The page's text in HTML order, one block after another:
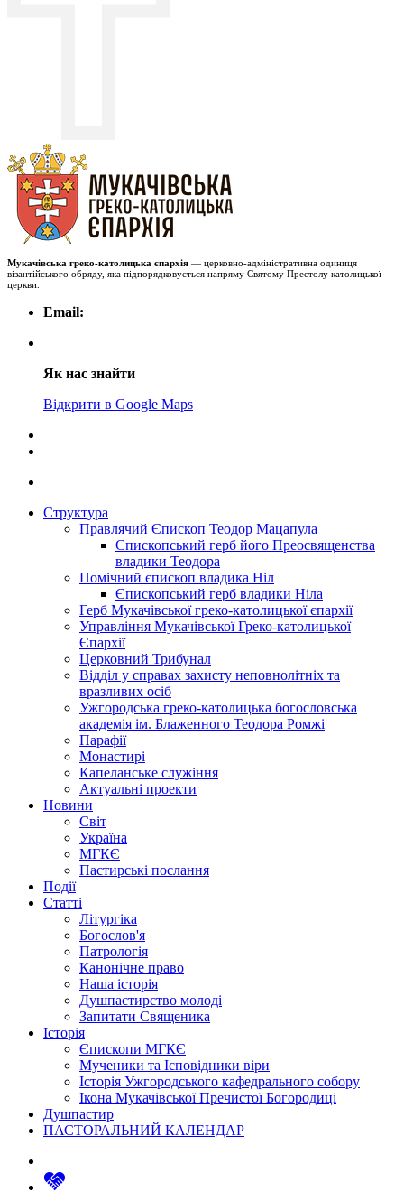
Мукачівська греко-католицька єпархія — церковно-адміністративна одиниця
візантійського обряду, яка підпорядковується напряму Святому Престолу католицької
церкви.
Email:
Як нас знайти
Відкрити в Google Maps
Структура
Правлячий Єпископ Теодор Мацапула
Єпископський герб його Преосвященства
владики Теодора
Помічний єпископ владика Ніл
Єпископський герб владики Ніла
Герб Мукачівської греко-католицької єпархії
Управління Мукачівської Греко-католицької
Єпархії
Церковний Трибунал
Відділ у справах захисту неповнолітніх та
вразливих осіб
Ужгородська греко-католицька богословська
академія ім. Блаженного Теодора Ромжі
Парафії
Монастирі
Капеланське служіння
Актуальні проекти
Новини
Світ
Україна
МГКЄ
Пастирські послання
Події
Статті
Літургіка
Богослов'я
Патрологія
Канонічне право
Наша історія
Душпастирство молоді
Запитати Священика
Історія
Єпископи МГКЄ
Мученики та Ісповідники віри
Історія Ужгородського кафедрального собору
Ікона Мукачівської Пречистої Богородиці
Душпастир
ПАСТОРАЛЬНИЙ КАЛЕНДАР